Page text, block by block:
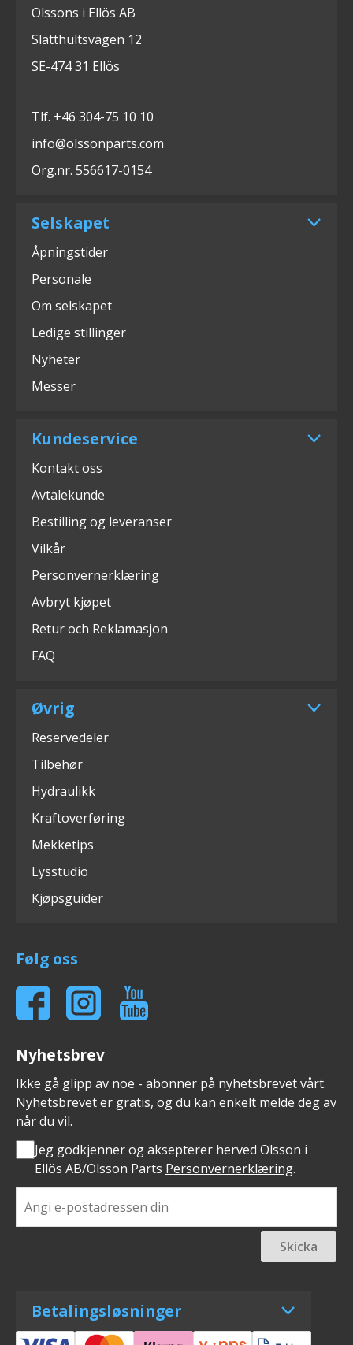
Olssons i Ellös AB
Slätthultsvägen 12
SE-474 31 Ellös
Tlf. +46 304-75 10 10
info@olssonparts.com
Org.nr. 556617-0154
Selskapet
Åpningstider
Personale
Om selskapet
Ledige stillinger
Nyheter
Messer
Kundeservice
Kontakt oss
Avtalekunde
Bestilling og leveranser
Vilkår
Personvernerklæring
Avbryt kjøpet
Retur och Reklamasjon
FAQ
Øvrig
Reservedeler
Tilbehør
Hydraulikk
Kraftoverføring
Mekketips
Lysstudio
Kjøpsguider
Følg oss
Nyhetsbrev
Ikke gå glipp av noe - abonner på nyhetsbrevet vårt.
Nyhetsbrevet er gratis, og du kan enkelt melde deg av
når du vil.
Jeg godkjenner og aksepterer herved Olsson i
Ellös AB/Olsson Parts Personvernerklæring.
Skicka
Betalingsløsninger